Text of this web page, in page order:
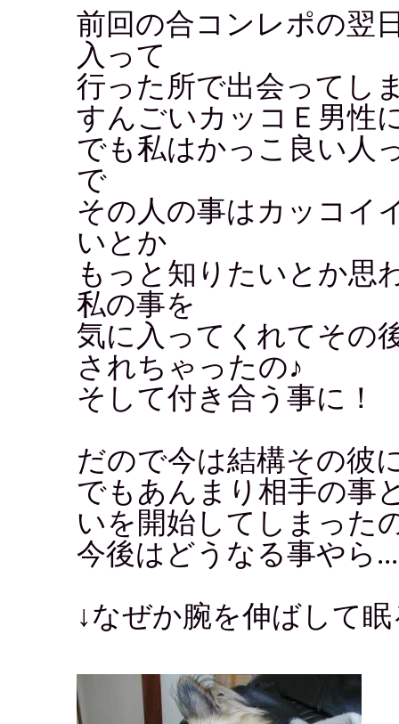
前回の合コンレポの翌
入って
行った所で出会ってし
すんごいカッコＥ男性
でも私はかっこ良い人
で
その人の事はカッコイ
いとか
もっと知りたいとか思
私の事を
気に入ってくれてその
されちゃったの♪
そして付き合う事に！
だので今は結構その彼
でもあんまり相手の事
いを開始してしまった
今後はどうなる事やら
↓なぜか腕を伸ばして